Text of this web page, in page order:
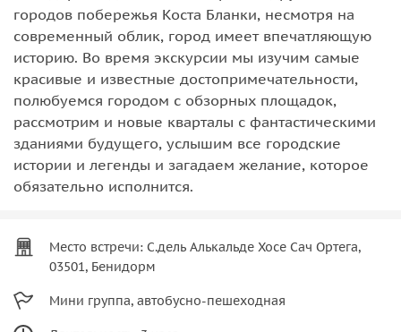
городов побережья Коста Бланки, несмотря на
современный облик, город имеет впечатляющую
историю. Во время экскурсии мы изучим самые
красивые и известные достопримечательности,
полюбуемся городом с обзорных площадок,
рассмотрим и новые кварталы с фантастическими
зданиями будущего, услышим все городские
истории и легенды и загадаем желание, которое
обязательно исполнится.
Место встречи: С.дель Алькальде Хосе Сач Ортега,
03501, Бенидорм
Мини группа, автобусно-пешеходная